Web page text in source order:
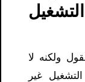
ولكنه لا
غير